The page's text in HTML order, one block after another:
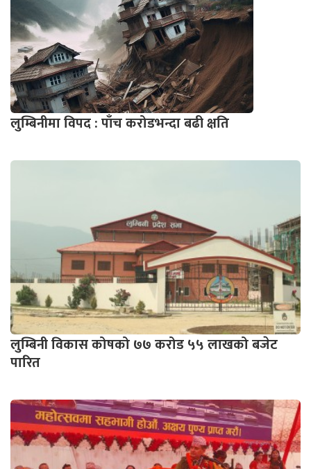
लुम्बिनीमा विपद : पाँच करोडभन्दा बढी क्षति
लुम्बिनी विकास कोषको ७७ करोड ५५ लाखको बजेट
पारित